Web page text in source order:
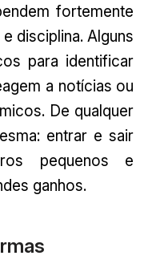
fortemente
disciplina. Alguns
para identificar
a notícias ou
De qualquer
entrar e sair
pequenos e
ganhos.